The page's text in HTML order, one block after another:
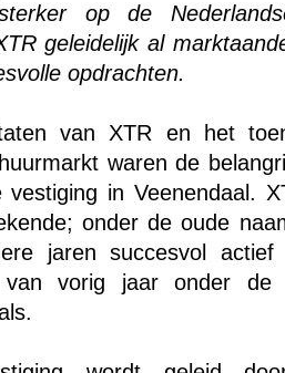
op de
geleidelijk al
opdrachten.
van XTR en het
waren de
vestiging in Veenendaal.
onder de oude
jaren succesvol
van vorig jaar onder de